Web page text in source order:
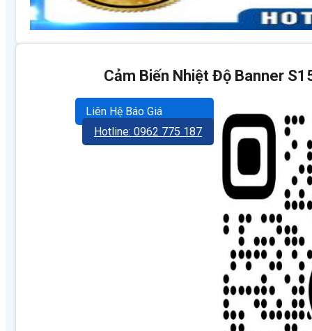
Cảm Biến Nhiệt Độ Banner
Liên Hệ Báo Giá
Hotline: 0962 775 187